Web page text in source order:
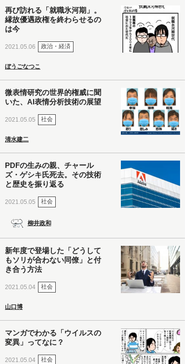
再び訪れる「就職氷河期」。
縁故優遇政権を終わらせるの
は今
2021.05.06 政治・経済
ぼうごなつこ
微表情研究の世界的権威に聞
いた、AI表情分析技術の展望
2021.05.05 社会
清水建二
PDFの生みの親、チャール
ズ・ゲシキ氏死去。その技術
と歴史を振り返る
2021.05.05 社会
柳井政和
新年度で登場した「どうして
もソリが合わない同僚」と付
き合う方法
2021.05.04 社会
山口博
マンガでわかる「ウイルスの
変異」ってなに？
2021.05.04 社会